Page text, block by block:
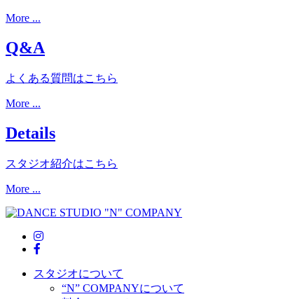
More ...
Q&A
よくある質問はこちら
More ...
Details
スタジオ紹介はこちら
More ...
スタジオについて
“N” COMPANYについて